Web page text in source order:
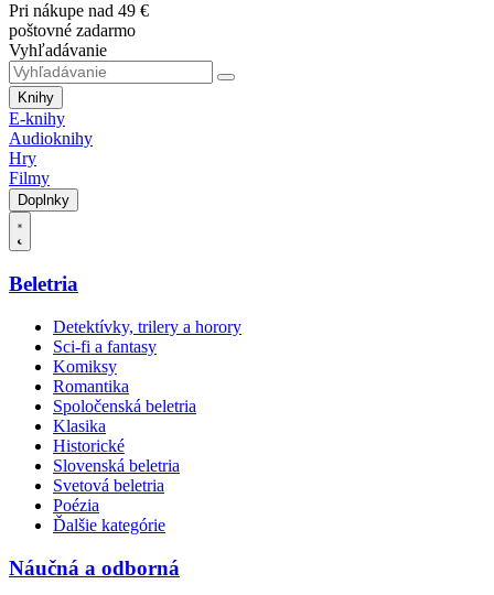
Pri nákupe nad 49 €
poštovné zadarmo
Vyhľadávanie
Knihy
E-knihy
Audioknihy
Hry
Filmy
Doplnky
Beletria
Detektívky, trilery a horory
Sci-fi a fantasy
Komiksy
Romantika
Spoločenská beletria
Klasika
Historické
Slovenská beletria
Svetová beletria
Poézia
Ďalšie kategórie
Náučná a odborná